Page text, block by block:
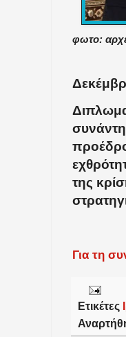
φωτο:
της
Για τη
Ετικέτες